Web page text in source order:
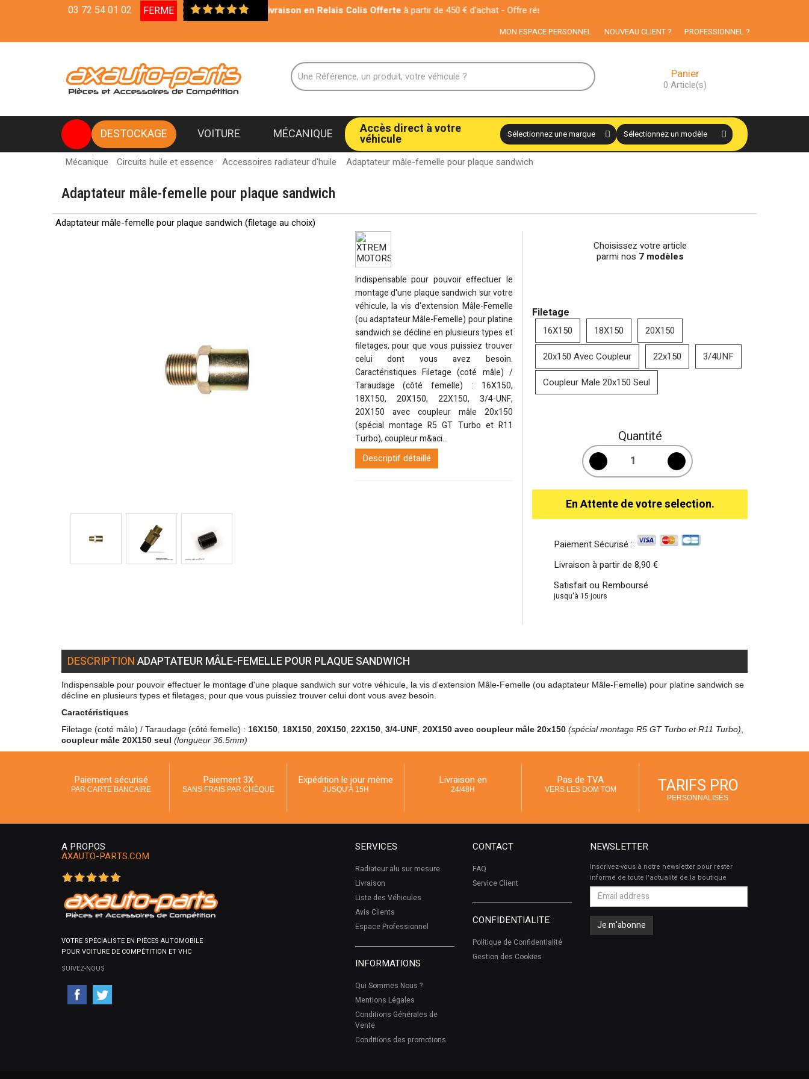
03 72 54 01 02 FERME Livraison en Relais Colis Offerteà partir de 450 € d'achat - Offre réservée aux particuliers
MON ESPACE PERSONNEL NOUVEAU CLIENT ? PROFESSIONNEL ?
Panier
0 Article(s)
DESTOCKAGE VOITURE MÉCANIQUE Accès direct à votre
véhicule
Mécanique Circuits huile et essence Accessoires radiateur d'huile Adaptateur mâle-femelle pour plaque sandwich
Adaptateur mâle-femelle pour plaque sandwich
Adaptateur mâle-femelle pour plaque sandwich (filetage au choix)
Indispensable pour pouvoir effectuer le
montage d'une plaque sandwich sur votre
véhicule, la vis d'extension Mâle-Femelle
(ou adaptateur Mâle-Femelle) pour platine
sandwich se décline en plusieurs types et
filetages, pour que vous puissiez trouver
celui dont vous avez besoin.
Caractéristiques Filetage (coté mâle) /
Taraudage (côté femelle) : 16X150,
18X150, 20X150, 22X150, 3/4-UNF,
20X150 avec coupleur mâle 20x150
(spécial montage R5 GT Turbo et R11
Turbo), coupleur m&aci...
Descriptif détaillé
Choisissez votre article
parmi nos 7 modèles
Filetage
16X150 18X150
20X150
20x150 Avec Coupleur
22x150
3/4UNF
Coupleur Male 20x150 Seul
Quantité
En Attente de votre selection.
Paiement Sécurisé :
Livraison à partir de 8,90 €
Satisfait ou Remboursé
jusqu'à 15 jours
DESCRIPTIONADAPTATEUR MÂLE-FEMELLE POUR PLAQUE SANDWICH
Indispensable pour pouvoir effectuer le montage d'une plaque sandwich sur votre véhicule, la vis d'extension Mâle-Femelle (ou adaptateur Mâle-Femelle) pour platine sandwich se
décline en plusieurs types et filetages, pour que vous puissiez trouver celui dont vous avez besoin.
Caractéristiques
Filetage (coté mâle) / Taraudage (côté femelle) : 16X150 18X150 20X150 22X150 3/4-UNF 20X150 avec coupleur mâle 20x150 (spécial montage R5 GT Turbo et R11 Turbo)
coupleur mâle 20X150 seul (longueur 36.5mm)
Paiement sécurisé
PAR CARTE BANCAIRE
Paiement 3X
SANS FRAIS PAR CHÈQUE
Expédition le jour même
JUSQU'À 15H
Livraison en
24/48H
Pas de TVA
VERS LES DOM TOM TARIFS PRO
PERSONNALISÉS
A PROPOS
AXAUTO-PARTS.COM
VOTRE SPÉCIALISTE EN PIÈCES AUTOMOBILE
POUR VOITURE DE COMPÉTITION ET VHC
SUIVEZ-NOUS
SERVICES
Radiateur alu sur mesure
Livraison
Liste des Véhicules
Avis Clients
Espace Professionnel
INFORMATIONS
Qui Sommes Nous ?
Mentions Légales
Conditions Générales de
Vente
Conditions des promotions
CONTACT
FAQ
Service Client
CONFIDENTIALITE
Politique de Confidentialité
Gestion des Cookies
NEWSLETTER
Inscrivez-vous à notre newsletter pour rester
informé de toute l'actualité de la boutique